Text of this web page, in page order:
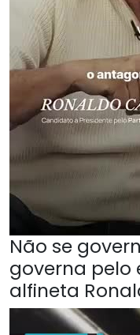
Não se
governa pelo
alfineta